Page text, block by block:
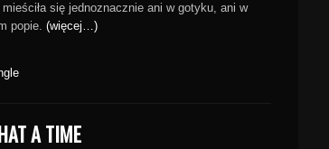
się jednoznacznie ani w gotyku, ani w
popie. (więcej…)
A TIME